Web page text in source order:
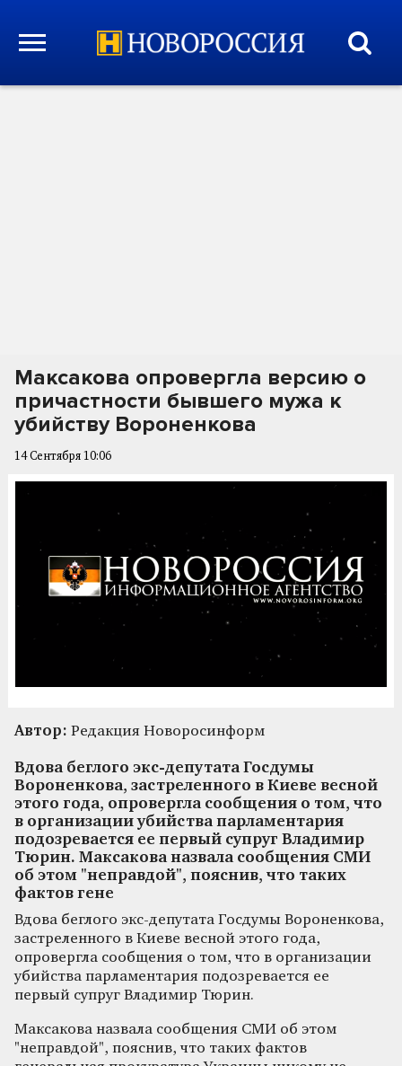
Максакова опровергла версию о
причастности бывшего мужа к
убийству Вороненкова
14 Сентября 10:06
Автор: Редакция Новоросинформ
Вдова беглого экс-депутата Госдумы
Вороненкова, застреленного в Киеве весной
этого года, опровергла сообщения о том, что
в организации убийства парламентария
подозревается ее первый супруг Владимир
Тюрин. Максакова назвала сообщения СМИ
об этом "неправдой", пояснив, что таких
фактов гене
Вдова беглого экс-депутата Госдумы Вороненкова,
застреленного в Киеве весной этого года,
опровергла сообщения о том, что в организации
убийства парламентария подозревается ее
первый супруг Владимир Тюрин.
Максакова назвала сообщения СМИ об этом
"неправдой", пояснив, что таких фактов